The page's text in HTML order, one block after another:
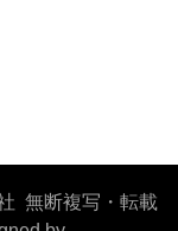
無断複写・転載